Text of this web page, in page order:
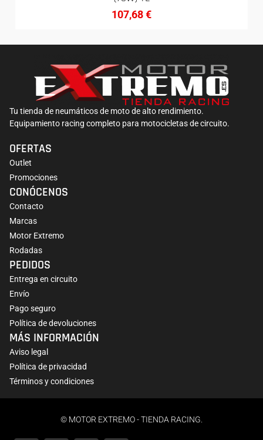
107,68€
Tu tienda de neumáticos de moto de alto rendimiento.
Equipamiento racing completo para motocicletas de circuito.
OFERTAS
Outlet
Promociones
CONÓCENOS
Contacto
Marcas
Motor Extremo
Rodadas
PEDIDOS
Entrega en circuito
Envío
Pago seguro
Política de devoluciones
MÁS INFORMACIÓN
Aviso legal
Política de privacidad
Términos y condiciones
© MOTOR EXTREMO - TIENDA RACING.